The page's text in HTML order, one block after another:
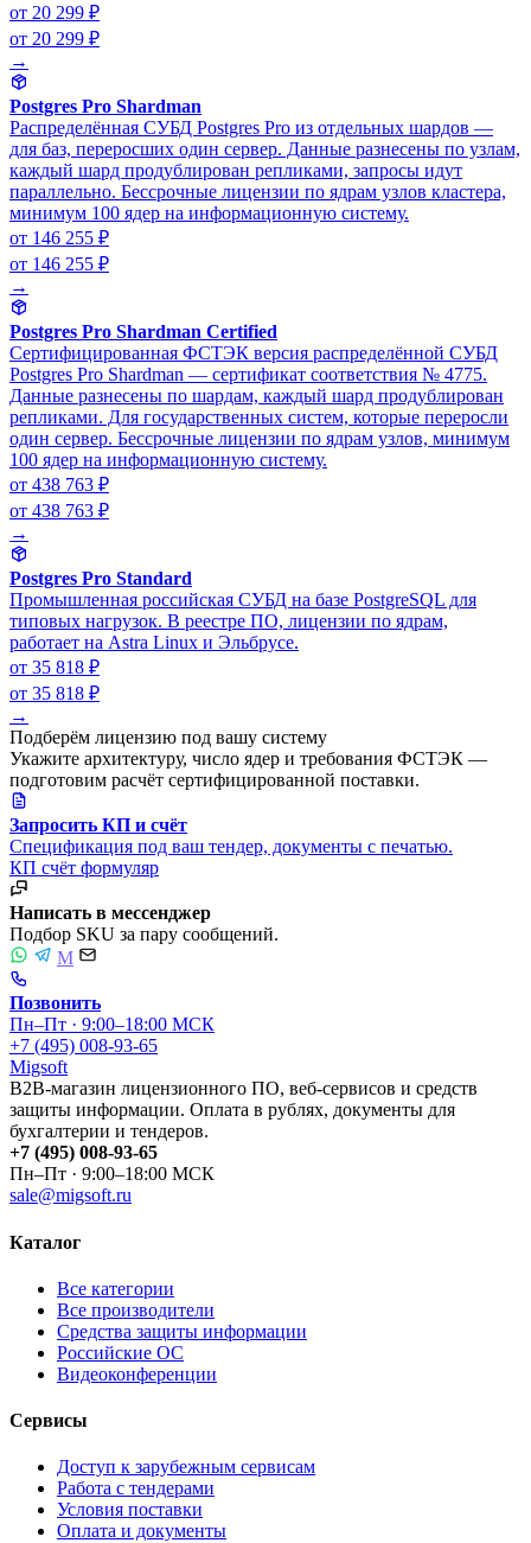
от 20 299 ₽
от 20 299 ₽
→
Postgres Pro Shardman
Распределённая СУБД Postgres Pro из отдельных шардов —
для баз, переросших один сервер. Данные разнесены по узлам,
каждый шард продублирован репликами, запросы идут
параллельно. Бессрочные лицензии по ядрам узлов кластера,
минимум 100 ядер на информационную систему.
от 146 255 ₽
от 146 255 ₽
→
Postgres Pro Shardman Certified
Сертифицированная ФСТЭК версия распределённой СУБД
Postgres Pro Shardman — сертификат соответствия № 4775.
Данные разнесены по шардам, каждый шард продублирован
репликами. Для государственных систем, которые переросли
один сервер. Бессрочные лицензии по ядрам узлов, минимум
100 ядер на информационную систему.
от 438 763 ₽
от 438 763 ₽
→
Postgres Pro Standard
Промышленная российская СУБД на базе PostgreSQL для
типовых нагрузок. В реестре ПО, лицензии по ядрам,
работает на Astra Linux и Эльбрусе.
от 35 818 ₽
от 35 818 ₽
→
Подберём лицензию под вашу систему
Укажите архитектуру, число ядер и требования ФСТЭК —
подготовим расчёт сертифицированной поставки.
Запросить КП и счёт
Спецификация под ваш тендер, документы с печатью.
КП счёт формуляр
Написать в мессенджер
Подбор SKU за пару сообщений.
M
Позвонить
Пн–Пт · 9:00–18:00 МСК
+7 (495) 008-93-65
Migsoft
B2B-магазин лицензионного ПО, веб-сервисов и средств
защиты информации. Оплата в рублях, документы для
бухгалтерии и тендеров.
+7 (495) 008-93-65
Пн–Пт · 9:00–18:00 МСК
sale@migsoft.ru
Каталог
Все категории
Все производители
Средства защиты информации
Российские ОС
Видеоконференции
Сервисы
Доступ к зарубежным сервисам
Работа с тендерами
Условия поставки
Оплата и документы